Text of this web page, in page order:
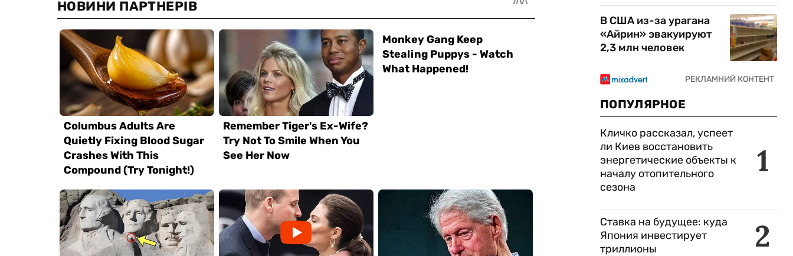
В США из-за урагана
«Айрин» эвакуируют
2,3 млн человек
ПОПУЛЯРНОЕ
1
Кличко рассказал, успеет
ли Киев восстановить
энергетические объекты к
началу отопительного
сезона
2
Ставка на будущее: куда
Япония инвестирует
триллионы